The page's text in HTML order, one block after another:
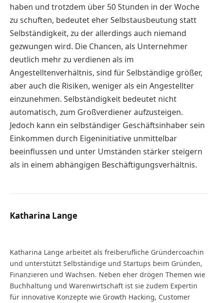
haben und trotzdem über 50 Stunden in der Woche
zu schuften, bedeutet eher Selbstausbeutung statt
Selbständigkeit, zu der allerdings auch niemand
gezwungen wird. Die Chancen, als Unternehmer
deutlich mehr zu verdienen als im
Angestelltenverhältnis, sind für Selbständige größer,
aber auch die Risiken, weniger als ein Angestellter
einzunehmen. Selbständigkeit bedeutet nicht
automatisch, zum Großverdiener aufzusteigen.
Jedoch kann ein selbständiger Geschäftsinhaber sein
Einkommen durch Eigeninitiative unmittelbar
beeinflussen und unter Umständen stärker steigern
als in einem abhängigen Beschäftigungsverhältnis.
Katharina Lange
Katharina Lange arbeitet als freiberufliche Gründercoachin
und unterstützt Selbständige und Startups beim Gründen,
Finanzieren und Wachsen. Neben eher drögen Themen wie
Buchhaltung und Warenwirtschaft ist sie zudem Expertin
für innovative Konzepte wie Growth Hacking, Customer